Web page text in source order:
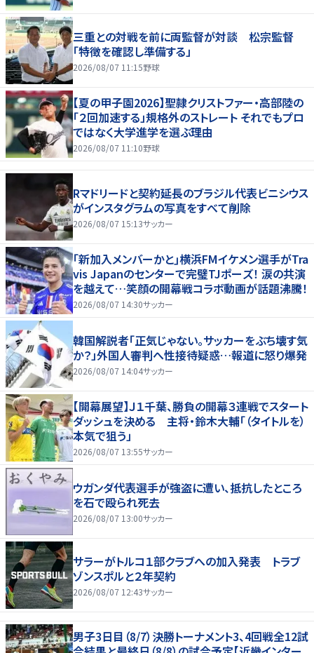
三重との対戦を前に両監督が対談 松宗監督
「特徴を確認し準備する」
2026/08/07 11:15野球
【夏の甲子園2026】聖隷クリストファー・高部陸の
「２回加速する」規格外のストレート それでもプロ
ではなく大学進学を選ぶ理由
2026/08/07 11:10野球
Rマドリードと契約延長のブラジル代表ビニシウス
がインスタグラムの写真をすべて削除
2026/08/07 15:13サッカー
｢新加入メンバーかと｣横浜FMイケメン選手がTra
vis Japanのセンターで完璧TJポーズ！ 涙の共演
を越えて…笑顔の開幕戦コラボ動画が話題沸騰！
2026/08/07 14:30サッカー
韓国解説者「正気じゃない。サッカーをぶち壊す気
か？」外国人審判へ性接待疑惑…報道に怒り爆発
2026/08/07 14:04サッカー
【開幕展望】Ｊ１千葉、勝負の開幕３連戦でスタート
ダッシュを決める 主将・鈴木大輔「（タイトルを）
本気で狙う」
2026/08/07 13:55サッカー
ウガンダ代表選手が強盗に遭い、抵抗したところ
を石で殴られ死去
2026/08/07 13:00サッカー
サラーがトルコ１部クラブへの加入発表 トラブ
ゾンスポルと２年契約
2026/08/07 12:43サッカー
男子3日目（8/7）決勝トーナメント3、4回戦全12試